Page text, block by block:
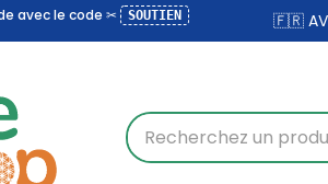
avec le code ✂ SOUTIEN 🇫🇷 AVIS